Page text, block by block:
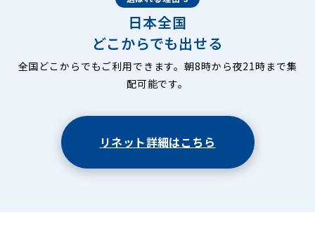
日本全国
どこからでも出せる
全国どこからでもご利用できます。朝8時から夜21時まで集
配可能です。
リネット詳細はこちら